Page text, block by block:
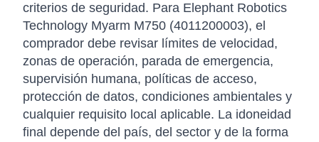
criterios de seguridad. Para Elephant Robotics
Technology Myarm M750 (4011200003), el
comprador debe revisar límites de velocidad,
zonas de operación, parada de emergencia,
supervisión humana, políticas de acceso,
protección de datos, condiciones ambientales y
cualquier requisito local aplicable. La idoneidad
final depende del país, del sector y de la forma